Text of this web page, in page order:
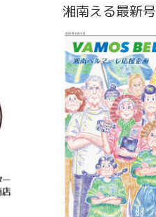
湘南える最新号